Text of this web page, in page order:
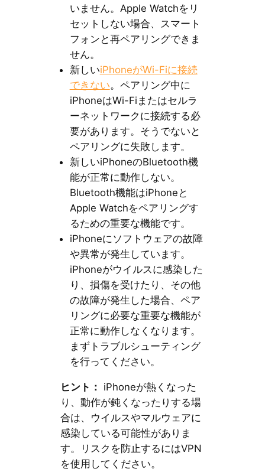
いません。Apple Watchをリ
セットしない場合、スマート
フォンと再ペアリングできま
せん。
新しいiPhoneがWi-Fiに接続
できない。ペアリング中に
iPhoneはWi-Fiまたはセルラ
ーネットワークに接続する必
要があります。そうでないと
ペアリングに失敗します。
新しいiPhoneのBluetooth機
能が正常に動作しない。
Bluetooth機能はiPhoneと
Apple Watchをペアリングす
るための重要な機能です。
iPhoneにソフトウェアの故障
や異常が発生しています。
iPhoneがウイルスに感染した
り、損傷を受けたり、その他
の故障が発生した場合、ペア
リングに必要な重要な機能が
正常に動作しなくなります。
まずトラブルシューティング
を行ってください。
ヒント： iPhoneが熱くなった
り、動作が鈍くなったりする場
合は、ウイルスやマルウェアに
感染している可能性がありま
す。リスクを防止するにはVPN
を使用してください。